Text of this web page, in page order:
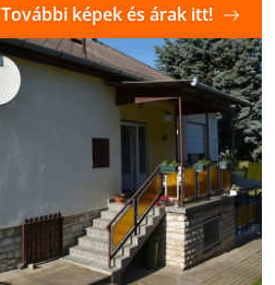
További képek és árak itt!